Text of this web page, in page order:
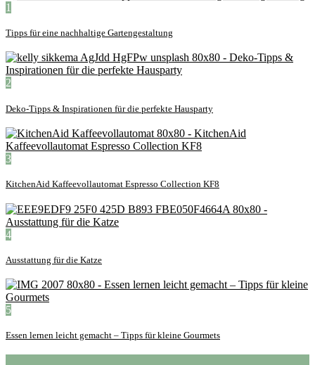
1
Tipps für eine nachhaltige Gartengestaltung
2
Deko-Tipps & Inspirationen für die perfekte Hausparty
3
KitchenAid Kaffeevollautomat Espresso Collection KF8
4
Ausstattung für die Katze
5
Essen lernen leicht gemacht – Tipps für kleine Gourmets